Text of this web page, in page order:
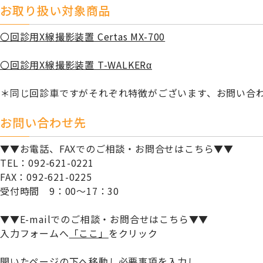
お取り扱い対象商品
〇回診用X線撮影装置 Certas MX-700
〇回診用X線撮影装置 T-WALKERα
＊同じ回診車ですがそれぞれ特徴がございます、お問い合
お問い合わせ先
▼▼お電話、FAXでのご相談・お問合せはこちら▼▼
TEL：092-621-0221
FAX：092-621-0225
受付時間 9：00～17：30
▼▼E-mailでのご相談・お問合せはこちら▼▼
入力フォームへ 「ここ」 をクリック